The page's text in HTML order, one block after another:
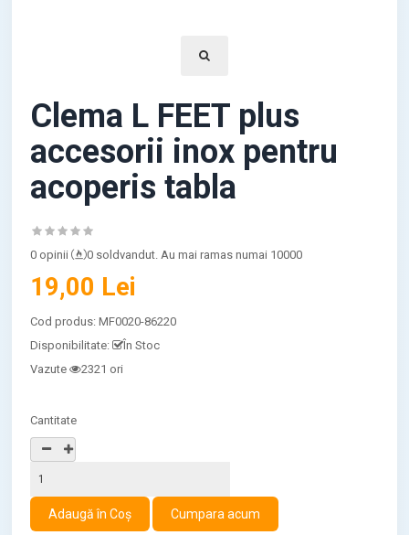
Clema L FEET plus
accesorii inox pentru
acoperis tabla
0 opinii 0 soldvandut. Au mai ramas numai 10000
19,00 Lei
Cod produs:MF0020-86220
Disponibilitate:
În Stoc
Vazute
2321 ori
Cantitate